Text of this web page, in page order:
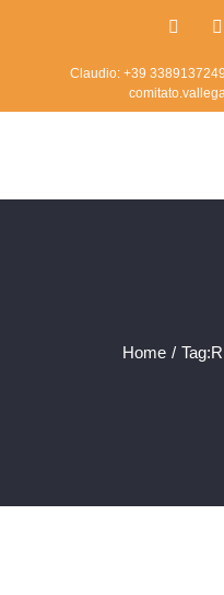
Claudio: +39
Home / Tag: